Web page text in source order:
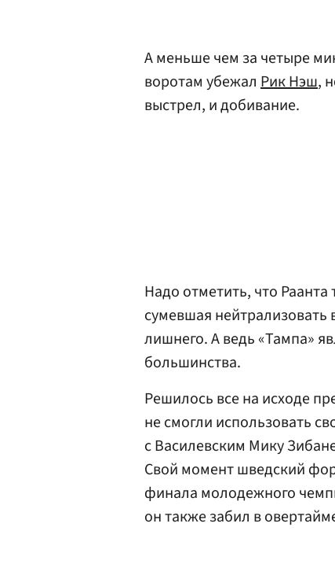
А меньше чем за четыре
воротам убежал Рик Нэш,
выстрел, и добивание.
Надо отметить, что
сумевшая нейтрализовать
лишнего. А ведь «Тампа»
большинства.
Решилось все на исходе
не смогли использовать
с Василевским Мику
Свой момент шведский
финала молодежного
он также забил в